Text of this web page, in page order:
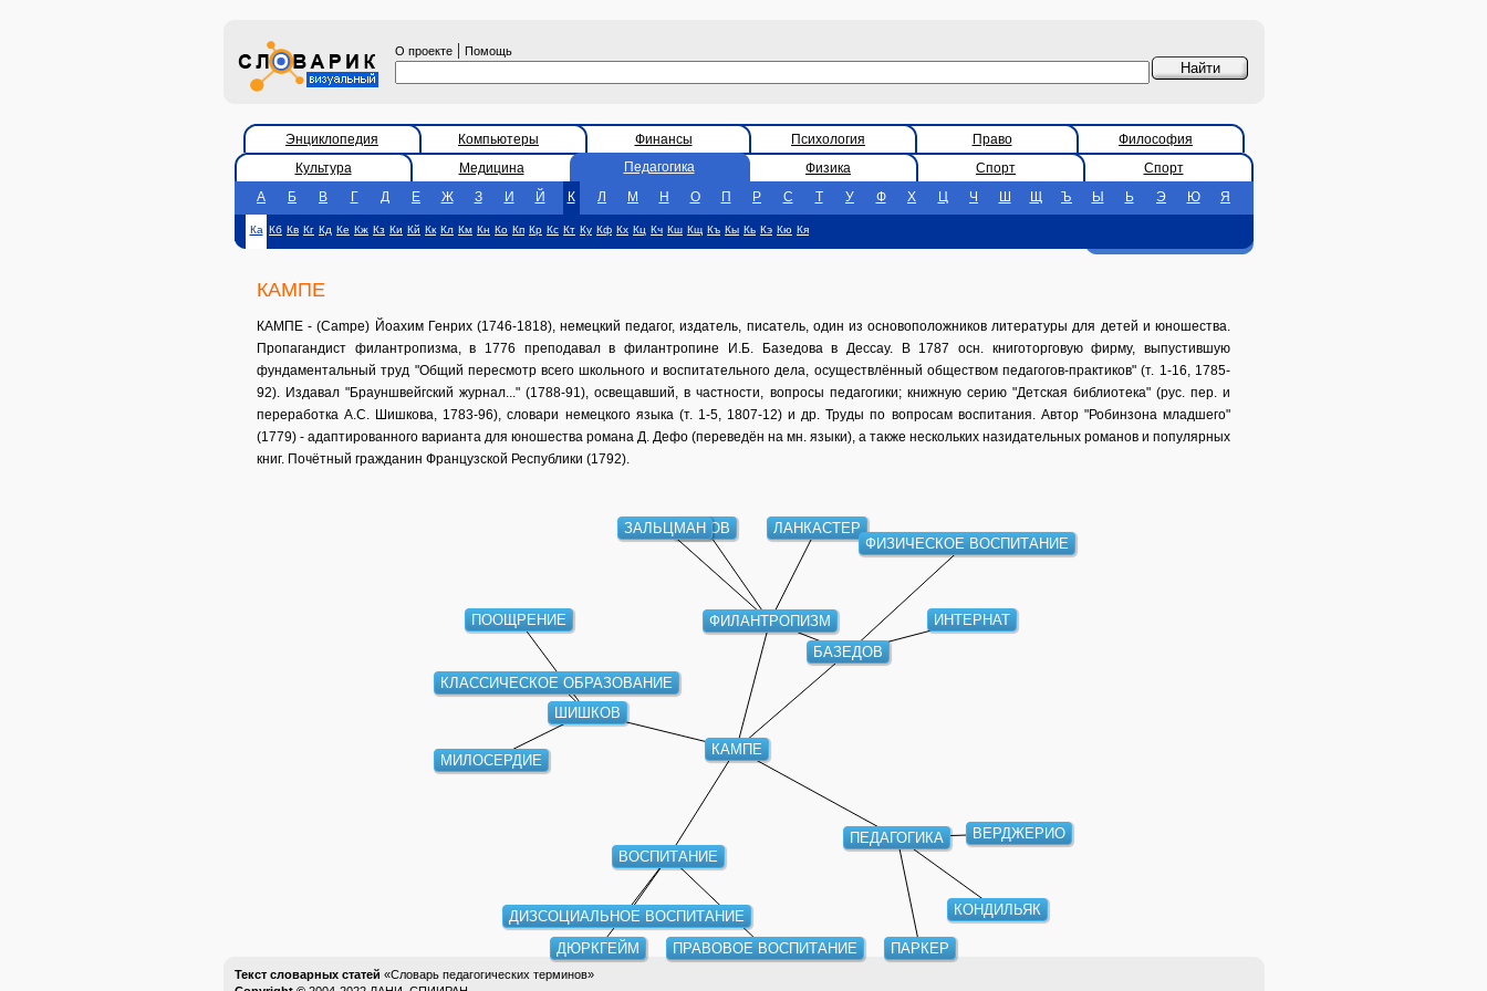
О проекте | Помощь
Энциклопедия Компьютеры Финансы Психология Право
Философия
Культура
Медицина Педагогика Физика Спорт
Спорт
А
Б В Г Д Е Ж З И Й К Л М Н О П Р С Т У Ф Х Ц Ч Ш Щ Ъ Ы Ь Э Ю Я
Ка Кб Кв Кг Кд Ке Кж Кз Ки Кй Кк Кл Км Кн Ко Кп Кр Кс Кт Ку Кф Кх Кц Кч Кш Кщ Къ Кы Кь Кэ Кю Кя
КАМПЕ
КАМПЕ - (Campe) Йоахим Генрих (1746-1818), немецкий педагог, издатель, писатель, один из основоположников литературы для детей и юношества.
Пропагандист филантропизма, в 1776 преподавал в филантропине И.Б. Базедова в Дессау. В 1787 осн. книготорговую фирму, выпустившую
фундаментальный труд "Общий пересмотр всего школьного и воспитательного дела, осуществлённый обществом педагогов-практиков" (т. 1-16, 1785-
92). Издавал "Брауншвейгский журнал..." (1788-91), освещавший, в частности, вопросы педагогики; книжную серию "Детская библиотека" (рус. пер. и
переработка А.С. Шишкова, 1783-96), словари немецкого языка (т. 1-5, 1807-12) и др. Труды по вопросам воспитания. Автор "Робинзона младшего"
(1779) - адаптированного варианта для юношества романа Д. Дефо (переведён на мн. языки), а также нескольких назидательных романов и популярных
книг. Почётный гражданин Французской Республики (1792).
КАМПЕ
ШИШКОВ
ФИЛАНТРОПИЗМ
БАЗЕДОВ
ПЕДАГОГИКА
ВОСПИТАНИЕ
КЛАССИЧЕСКОЕ ОБРАЗОВАНИЕ
ПООЩРЕНИЕ
МИЛОСЕРДИЕ
РОХОВ ЛАНКАСТЕР
ЗАЛЬЦМАН
ФИЗИЧЕСКОЕ ВОСПИТАНИЕ
ИНТЕРНАТ
ПАРКЕР
ВЕРДЖЕРИО
КОНДИЛЬЯК
ПРАВОВОЕ ВОСПИТАНИЕ
ДИЗСОЦИАЛЬНОЕ ВОСПИТАНИЕ
ДЮРКГЕЙМ
Текст словарных статей «Словарь педагогических терминов»